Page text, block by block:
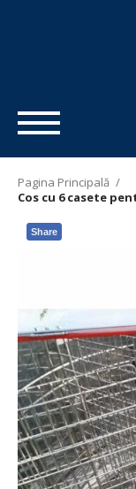
Pagina Principală /
Cos cu 6 casete
Share